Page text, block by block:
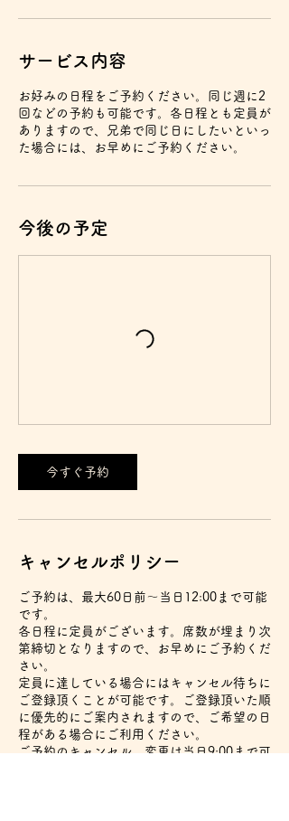
サービス内容
お好みの日程をご予約ください。同じ週に2
回などの予約も可能です。各日程とも定員が
ありますので、兄弟で同じ日にしたいといっ
た場合には、お早めにご予約ください。
今後の予定
今すぐ予約
キャンセルポリシー
ご予約は、最大60日前〜当日12:00まで可能
です。
各日程に定員がございます。席数が埋まり次
第締切となりますので、お早めにご予約くだ
さい。
定員に達している場合にはキャンセル待ちに
ご登録頂くことが可能です。ご登録頂いた順
に優先的にご案内されますので、ご希望の日
程がある場合にご利用ください。
ご予約のキャンセル、変更は当日9:00まで可